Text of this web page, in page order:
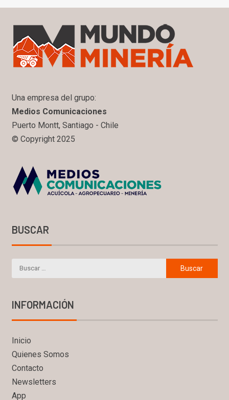
Una empresa del grupo:
Medios Comunicaciones
Puerto Montt, Santiago - Chile
© Copyright 2025
BUSCAR
INFORMACIÓN
Inicio
Quienes Somos
Contacto
Newsletters
App